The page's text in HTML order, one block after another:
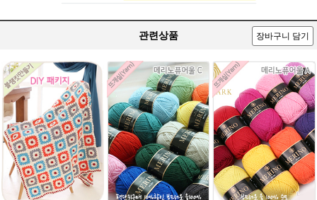
관련상품 장바구니 담기